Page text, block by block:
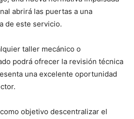
se
abrirá las puertas a una
de este servicio.
taller mecánico o
podrá ofrecer la revisión técnica
una excelente oportunidad
objetivo descentralizar el